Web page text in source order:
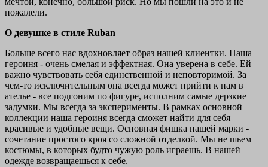
пожалели.
О девушке в стиле Ruban
Больше всего нас вдохновляет образ нашей клиентки. Наша
героиня - очень смелая и эффектная. Она уверена в себе. Ей
важно чувствовать себя единственной и неповторимой. За
чем-то исключительным она всегда может прийти к нам в
ателье - все подгоним по фигуре, исполним самые дерзкие
задумки. Мы всегда за эксперименты. В рамках основной
коллекции наша героиня всегда сможет найти для себя
красивые и удобные вещи. Основная фишка нашей марки -
сочетание простого кроя со сложной отделкой. Мы не шьем
костюмы, в которых будто чужую роль играешь. В нашей
одежде возвращаешься к себе.